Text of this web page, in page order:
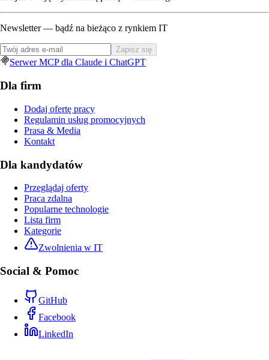
Newsletter — bądź na bieżąco z rynkiem IT
Zapisz się
Serwer MCP dla Claude i ChatGPT
Dla firm
Dodaj ofertę pracy
Regulamin usług promocyjnych
Prasa & Media
Kontakt
Dla kandydatów
Przeglądaj oferty
Praca zdalna
Popularne technologie
Lista firm
Kategorie
Zwolnienia w IT
Social & Pomoc
GitHub
Facebook
LinkedIn